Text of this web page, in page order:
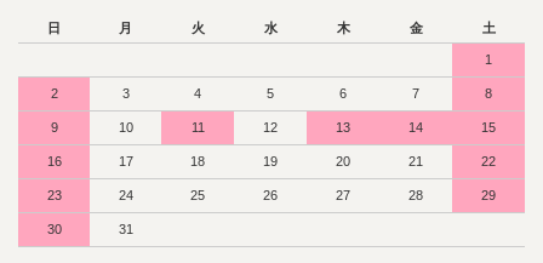
日 月 火 水 木 金 土
1
2 3 4 5 6 7 8
9 10 11 12 13 14 15
16 17 18 19 20 21 22
23 24 25 26 27 28 29
30 31